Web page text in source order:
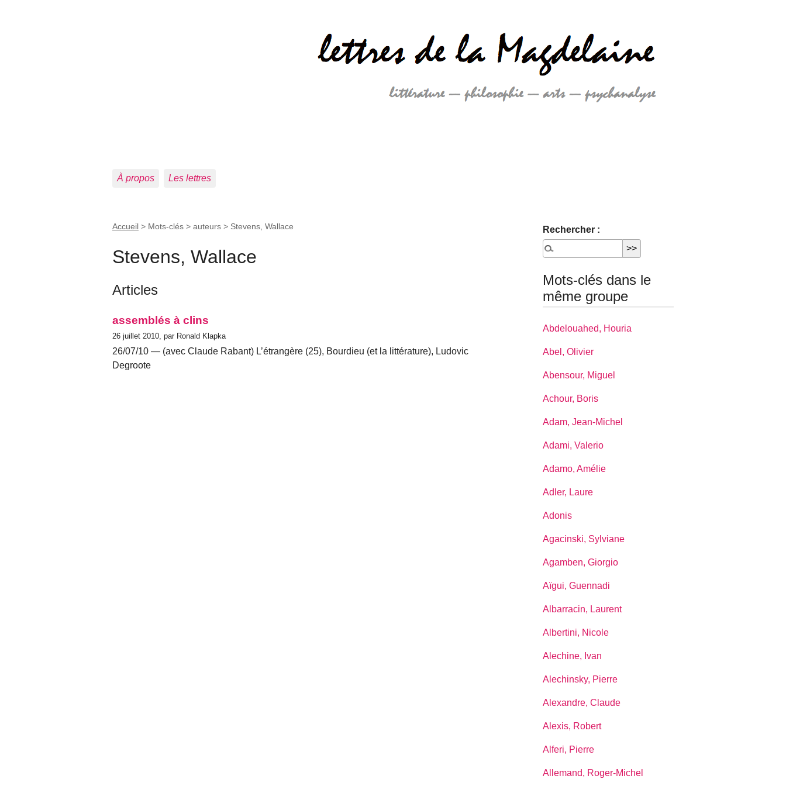
À propos Les lettres
Accueil > Mots-clés > auteurs > Stevens, Wallace
Stevens, Wallace
Articles
assemblés à clins
26 juillet 2010, par Ronald Klapka
26/07/10 — (avec Claude Rabant) L’étrangère (25), Bourdieu (et la littérature), Ludovic
Degroote
Rechercher :
Mots-clés dans le
même groupe
Abdelouahed, Houria
Abel, Olivier
Abensour, Miguel
Achour, Boris
Adam, Jean-Michel
Adami, Valerio
Adamo, Amélie
Adler, Laure
Adonis
Agacinski, Sylviane
Agamben, Giorgio
Aïgui, Guennadi
Albarracin, Laurent
Albertini, Nicole
Alechine, Ivan
Alechinsky, Pierre
Alexandre, Claude
Alexis, Robert
Alferi, Pierre
Allemand, Roger-Michel